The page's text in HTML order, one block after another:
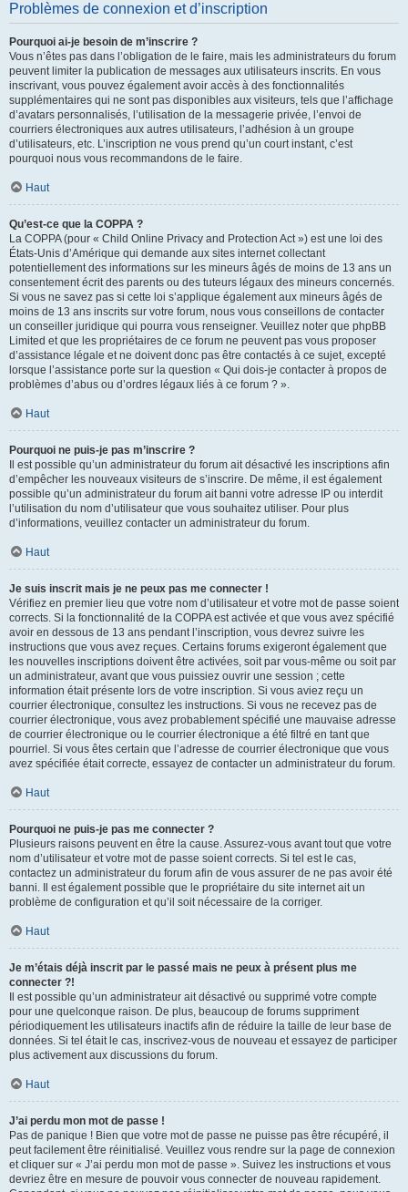
Problèmes de connexion et d’inscription
Pourquoi ai-je besoin de m’inscrire ?
Vous n’êtes pas dans l’obligation de le faire, mais les administrateurs du forum
peuvent limiter la publication de messages aux utilisateurs inscrits. En vous
inscrivant, vous pouvez également avoir accès à des fonctionnalités
supplémentaires qui ne sont pas disponibles aux visiteurs, tels que l’affichage
d’avatars personnalisés, l’utilisation de la messagerie privée, l’envoi de
courriers électroniques aux autres utilisateurs, l’adhésion à un groupe
d’utilisateurs, etc. L’inscription ne vous prend qu’un court instant, c’est
pourquoi nous vous recommandons de le faire.
Haut
Qu’est-ce que la COPPA ?
La COPPA (pour « Child Online Privacy and Protection Act ») est une loi des
États-Unis d’Amérique qui demande aux sites internet collectant
potentiellement des informations sur les mineurs âgés de moins de 13 ans un
consentement écrit des parents ou des tuteurs légaux des mineurs concernés.
Si vous ne savez pas si cette loi s’applique également aux mineurs âgés de
moins de 13 ans inscrits sur votre forum, nous vous conseillons de contacter
un conseiller juridique qui pourra vous renseigner. Veuillez noter que phpBB
Limited et que les propriétaires de ce forum ne peuvent pas vous proposer
d’assistance légale et ne doivent donc pas être contactés à ce sujet, excepté
lorsque l’assistance porte sur la question « Qui dois-je contacter à propos de
problèmes d’abus ou d’ordres légaux liés à ce forum ? ».
Haut
Pourquoi ne puis-je pas m’inscrire ?
Il est possible qu’un administrateur du forum ait désactivé les inscriptions afin
d’empêcher les nouveaux visiteurs de s’inscrire. De même, il est également
possible qu’un administrateur du forum ait banni votre adresse IP ou interdit
l’utilisation du nom d’utilisateur que vous souhaitez utiliser. Pour plus
d’informations, veuillez contacter un administrateur du forum.
Haut
Je suis inscrit mais je ne peux pas me connecter !
Vérifiez en premier lieu que votre nom d’utilisateur et votre mot de passe soient
corrects. Si la fonctionnalité de la COPPA est activée et que vous avez spécifié
avoir en dessous de 13 ans pendant l’inscription, vous devrez suivre les
instructions que vous avez reçues. Certains forums exigeront également que
les nouvelles inscriptions doivent être activées, soit par vous-même ou soit par
un administrateur, avant que vous puissiez ouvrir une session ; cette
information était présente lors de votre inscription. Si vous aviez reçu un
courrier électronique, consultez les instructions. Si vous ne recevez pas de
courrier électronique, vous avez probablement spécifié une mauvaise adresse
de courrier électronique ou le courrier électronique a été filtré en tant que
pourriel. Si vous êtes certain que l’adresse de courrier électronique que vous
avez spécifiée était correcte, essayez de contacter un administrateur du forum.
Haut
Pourquoi ne puis-je pas me connecter ?
Plusieurs raisons peuvent en être la cause. Assurez-vous avant tout que votre
nom d’utilisateur et votre mot de passe soient corrects. Si tel est le cas,
contactez un administrateur du forum afin de vous assurer de ne pas avoir été
banni. Il est également possible que le propriétaire du site internet ait un
problème de configuration et qu’il soit nécessaire de la corriger.
Haut
Je m’étais déjà inscrit par le passé mais ne peux à présent plus me
connecter ?!
Il est possible qu’un administrateur ait désactivé ou supprimé votre compte
pour une quelconque raison. De plus, beaucoup de forums suppriment
périodiquement les utilisateurs inactifs afin de réduire la taille de leur base de
données. Si tel était le cas, inscrivez-vous de nouveau et essayez de participer
plus activement aux discussions du forum.
Haut
J’ai perdu mon mot de passe !
Pas de panique ! Bien que votre mot de passe ne puisse pas être récupéré, il
peut facilement être réinitialisé. Veuillez vous rendre sur la page de connexion
et cliquer sur « J’ai perdu mon mot de passe ». Suivez les instructions et vous
devriez être en mesure de pouvoir vous connecter de nouveau rapidement.